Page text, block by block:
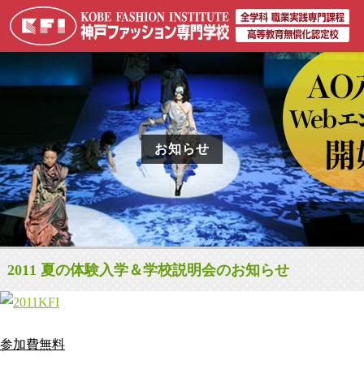
お知らせ
2011 夏の体験入学＆学校説明会のお知らせ
参加費無料